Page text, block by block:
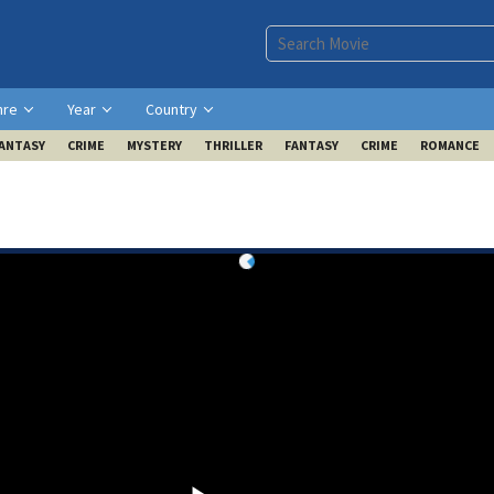
Year Country
CRIME MYSTERY THRILLER FANTASY CRIME ROMANCE